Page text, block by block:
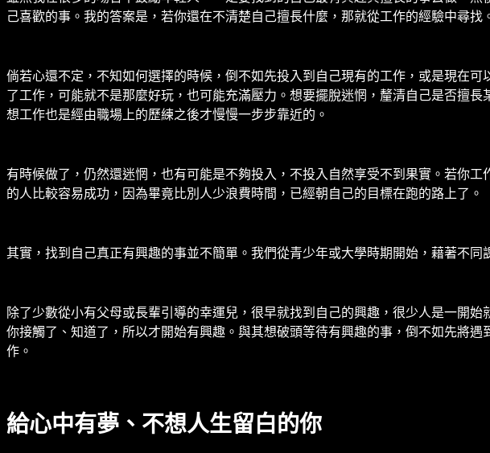
己喜歡的事。我的答案是，若你還在不清楚自己擅長什麼，那就從工作的經驗中尋
倘若心還不定，不知如何選擇的時候，倒不如先投入到自己現有的工作，或是現在
了工作，可能就不是那麼好玩，也可能充滿壓力。想要擺脫迷惘，釐清自己是否擅
想工作也是經由職場上的歷練之後才慢慢一步步靠近的。
有時候做了，仍然還迷惘，也有可能是不夠投入，不投入自然享受不到果實。若你
的人比較容易成功，因為畢竟比別人少浪費時間，已經朝自己的目標在跑的路上了。
其實，找到自己真正有興趣的事並不簡單。我們從青少年或大學時期開始，藉著不
除了少數從小有父母或長輩引導的幸運兒，很早就找到自己的興趣，很少人是一開
你接觸了、知道了，所以才開始有興趣。與其想破頭等待有興趣的事，倒不如先將
作。
給心中有夢、不想人生留白的你